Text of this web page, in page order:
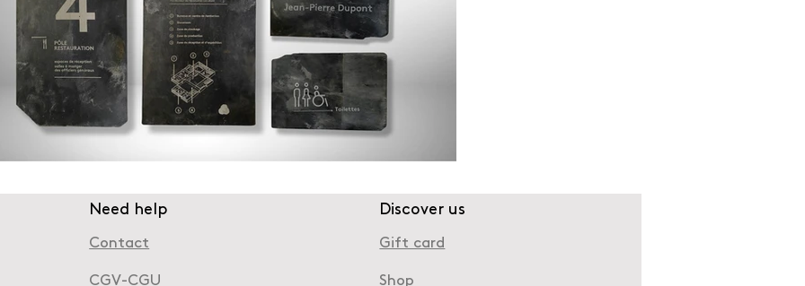
Need help
Contact
CGV-CGU
Discover us
Gift card
Shop